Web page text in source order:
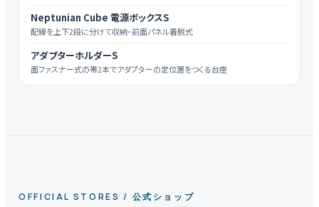
Neptunian Cube 電源ボックスS
配線を上下2段に分けて収納・前面パネル着脱式
アダプターホルダーS
面ファスナー式の帯2本でアダプターの定位置をつくる台座
OFFICIAL STORES / 公式ショップ